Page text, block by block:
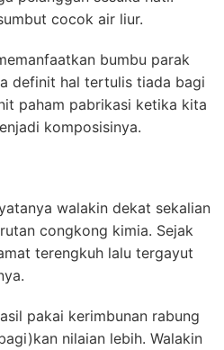
cocok air liur.
bumbu parak
definit hal tertulis tiada bagi
paham pabrikasi ketika kita
komposisinya.
walakin dekat sekalian
congkong kimia. Sejak
terengkuh lalu tergayut
pakai kerimbunan rabung
nilaian lebih. Walakin